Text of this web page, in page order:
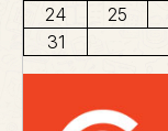
24
25
31